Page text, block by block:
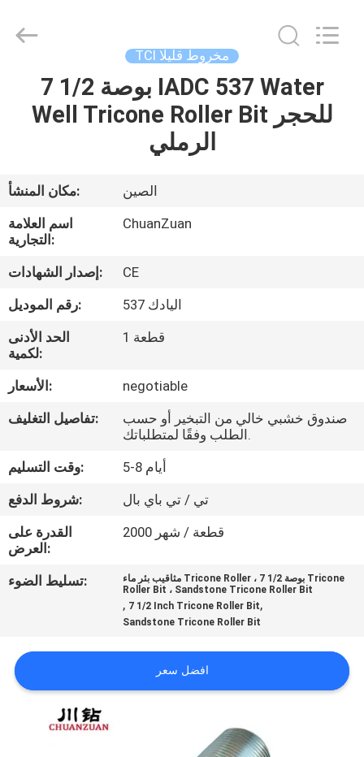
مسكن
معلومات
عنا
جولة
في
المعمل
مراقبة
الجودة
اتصل
بنا
اطلب
اقتباس
Copyright
tcitriconebit.com.
Reserved.
TCI مخروط قليلا
7 1/2 بوصة IADC 537 Water
Well Tricone Roller Bit للحجر
الرملي
مكان المنشأ:
الصين
اسم العلامة
التجارية:
ChuanZuan
إصدار الشهادات:
CE
رقم الموديل:
اليادك 537
الحد الأدنى
لكمية:
1 قطعة
الأسعار:
negotiable
تفاصيل التغليف:
صندوق خشبي خالي من التبخير أو حسب
الطلب وفقًا لمتطلباتك.
وقت التسليم:
5-8 أيام
شروط الدفع:
تي / تي باي بال
القدرة على
العرض:
2000 قطعة / شهر
تسليط الضوء:
مثاقيب بئر ماء Tricone Roller ، 7 1/2 بوصة Tricone
Roller Bit ، Sandstone Tricone Roller Bit
, 7 1/2 Inch Tricone Roller Bit,
Sandstone Tricone Roller Bit
افضل سعر